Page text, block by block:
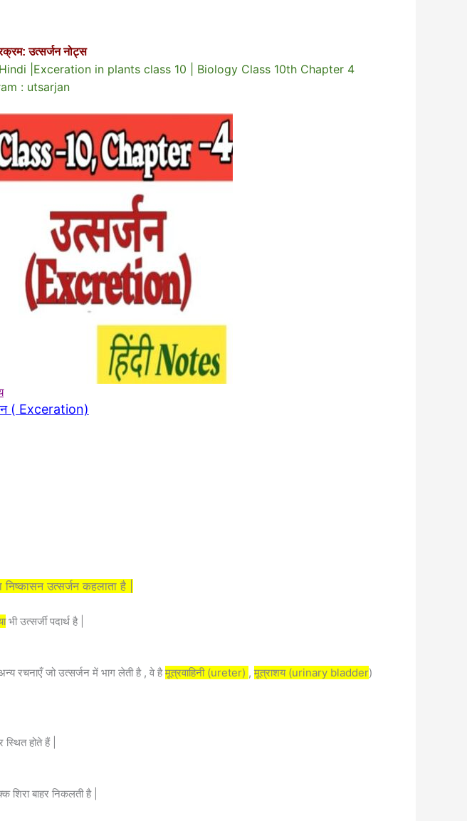
उत्सर्जन नोट्स
Hindi |Exceration in plants class 10 | Biology Class 10th Chapter 4
: utsarjan
( Exceration)
उत्सर्जन कहलाता है |
भी उत्सर्जी पदार्थ है |
रचनाएँ जो उत्सर्जन में भाग लेती है , वे हैमूत्रवाहिनी (ureter) , मूत्राशय (urinary bladder)
होते हैं |
बाहर निकलती है |